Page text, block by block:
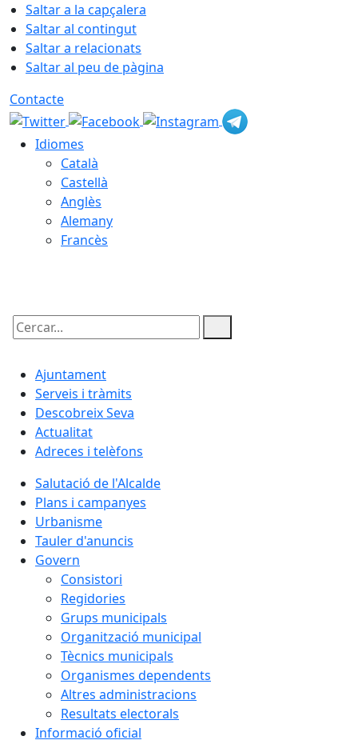
Saltar a la capçalera
Saltar al contingut
Saltar a relacionats
Saltar al peu de pàgina
Contacte
Idiomes
Català
Castellà
Anglès
Alemany
Francès
Cercar:
Ajuntament
Serveis i tràmits
Descobreix Seva
Actualitat
Adreces i telèfons
Salutació de l'Alcalde
Plans i campanyes
Urbanisme
Tauler d'anuncis
Govern
Consistori
Regidories
Grups municipals
Organització municipal
Tècnics municipals
Organismes dependents
Altres administracions
Resultats electorals
Informació oficial